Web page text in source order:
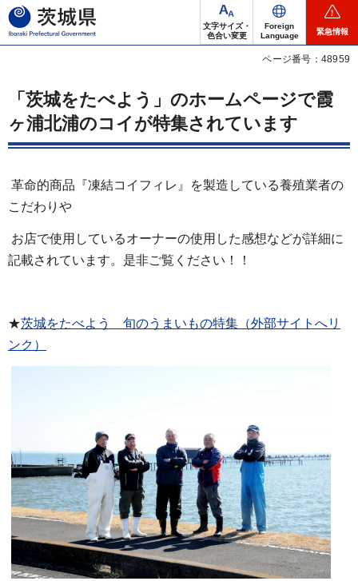
茨城県
文字サイズ・
色合い変更
Foreign
Language
緊急情報
ページ番号：48959
「茨城をたべよう」のホームページで霞
ヶ浦北浦のコイが特集されています
革命的商品『凍結コイフィレ』を製造している養殖業者の
こだわりや
お店で使用しているオーナーの使用した感想などが詳細に
記載されています。是非ご覧ください！！
★茨城をたべよう 旬のうまいもの特集（外部サイトへリ
ンク）